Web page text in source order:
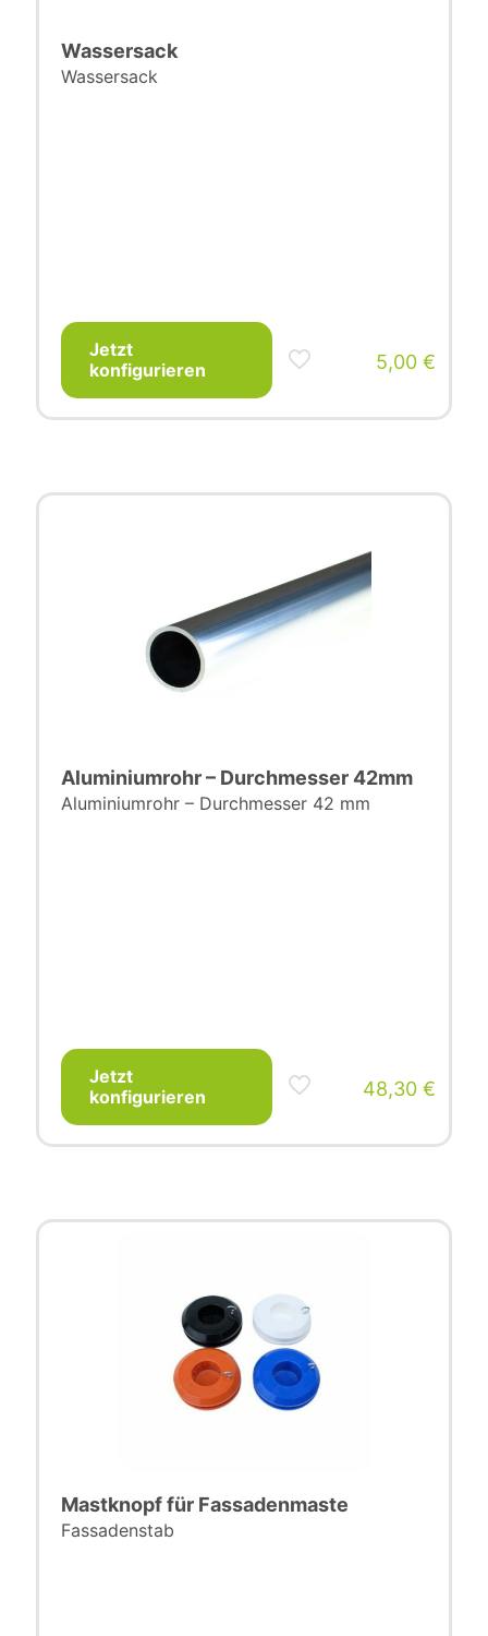
Wassersack
Wassersack
5,00 €
Jetzt
konfigurieren
Aluminiumrohr – Durchmesser 42mm
Aluminiumrohr – Durchmesser 42 mm
48,30 €
Jetzt
konfigurieren
Mastknopf für Fassadenmaste
Fassadenstab